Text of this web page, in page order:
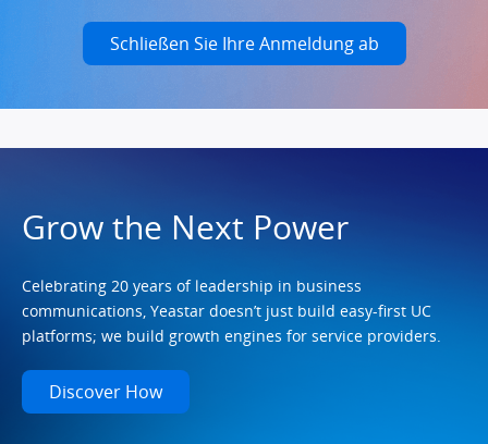
Schließen Sie Ihre Anmeldung ab
Grow the Next Power
Celebrating 20 years of leadership in business
communications, Yeastar doesn’t just build easy-first UC
platforms; we build growth engines for service providers.
Discover How